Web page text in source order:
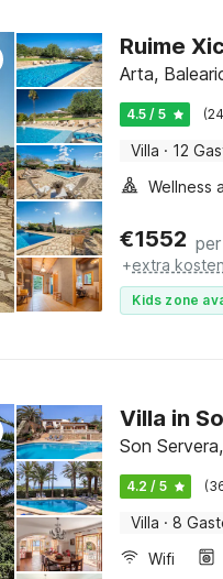
Ruime
Arta,
4.5 / 5
Villa · 12
€1552
+extra kosten
Kids zone
Villa in
Son
4.2 / 5
Villa · 8
Wifi